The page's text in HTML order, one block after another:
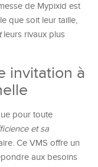
de Mypixid est
que soit leur taille,
leurs rivaux plus
invitation à
pour toute
et sa
Ce VMS offre un
aux besoins